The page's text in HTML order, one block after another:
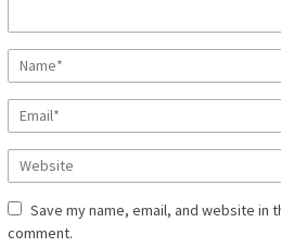
Save my name, email, and website in
comment.